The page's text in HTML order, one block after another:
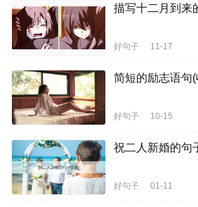
描写十二月到来
好句子 11-17
简短的励志语句
好句子 10-15
祝二人新婚的句
好句子 01-11